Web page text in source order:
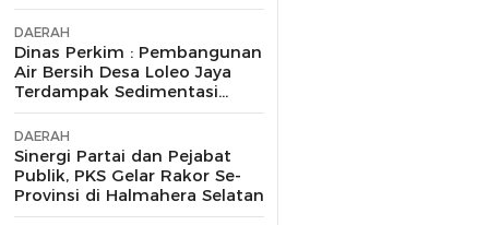
DAERAH
Dinas Perkim : Pembangunan
Air Bersih Desa Loleo Jaya
Terdampak Sedimentasi
Suda Diperbaiki
DAERAH
Sinergi Partai dan Pejabat
Publik, PKS Gelar Rakor Se-
Provinsi di Halmahera Selatan